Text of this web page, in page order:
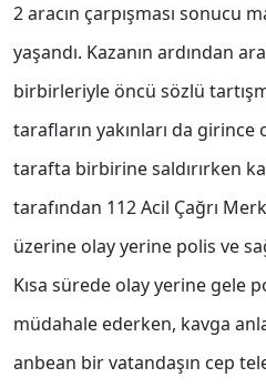
2 aracın çarpışması sonucu
yaşandı. Kazanın ardından
birbirleriyle öncü sözlü
tarafların yakınları da
tarafta birbirine saldırırken
tarafından 112 Acil Çağrı
üzerine olay yerine polis ve
Kısa sürede olay yerine gele
müdahale ederken, kavga
anbean bir vatandaşın cep